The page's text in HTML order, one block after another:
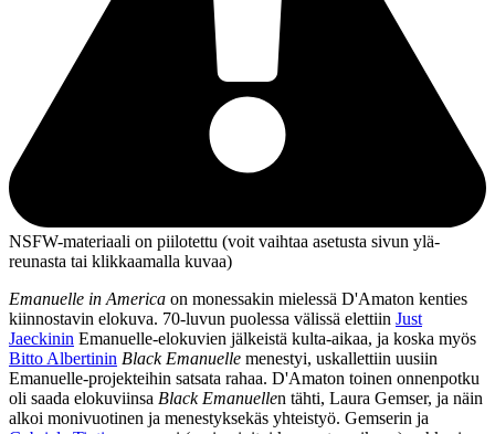
NSFW-materiaali on piilotettu (voit vaihtaa asetusta sivun ylä­
reunasta tai klikkaamalla kuvaa)
Emanuelle in America on monessakin mielessä D'Amaton kenties
kiinnostavin elokuva. 70‑luvun puolessa välissä elettiin Just
Jaeckinin Emanuelle-elokuvien jälkeistä kulta-aikaa, ja koska myös
Bitto Albertinin Black Emanuelle menestyi, uskallettiin uusiin
Emanuelle-projekteihin satsata rahaa. D'Amaton toinen onnenpotku
oli saada elokuviinsa Black Emanuellen tähti, Laura Gemser, ja näin
alkoi monivuotinen ja menestyksekäs yhteistyö. Gemserin ja